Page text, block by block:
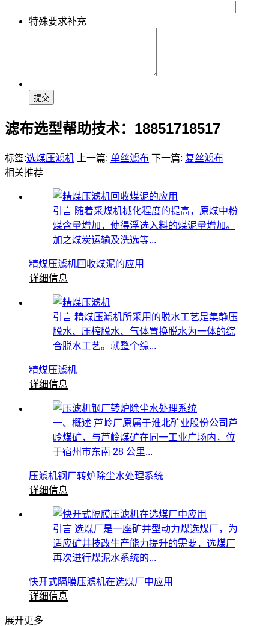
特殊要求补充
滤布选型帮助技术：18851718517
标签:选煤压滤机 上一篇: 单丝滤布 下一篇: 复丝滤布
相关推荐
引言 随着采煤机械化程度的提高，原煤中粉
煤含量增加，使得浮选入料的煤泥量增加。
加之煤炭运输及洗选等...
精煤压滤机回收煤泥的应用
详细信息
引言 精煤压滤机所采用的脱水工艺是集静压
脱水、压榨脱水、气体置换脱水为一体的综
合脱水工艺。就整个综...
精煤压滤机
详细信息
一、概述 芦岭厂原属于淮北矿业股份公司芦
岭煤矿，与芦岭煤矿在同一工业广场内，位
于宿州市东南 28 公里...
压滤机钢厂转炉除尘水处理系统
详细信息
引言 选煤厂是一座矿井型动力煤选煤厂，为
适应矿井技改生产能力提升的需要，选煤厂
再次进行煤泥水系统的...
快开式隔膜压滤机在选煤厂中应用
详细信息
展开更多